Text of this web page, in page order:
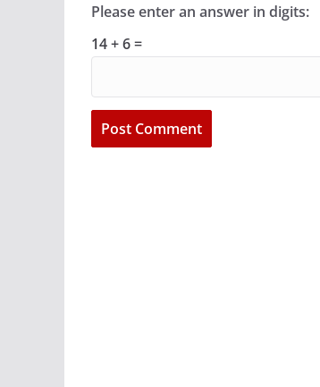
Please enter an answer in digits:
14 + 6 =